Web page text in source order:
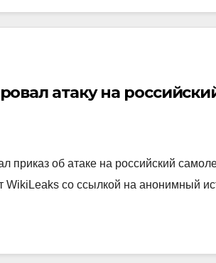
атаку на
приказ об атаке на российский
со ссылкой на анонимный